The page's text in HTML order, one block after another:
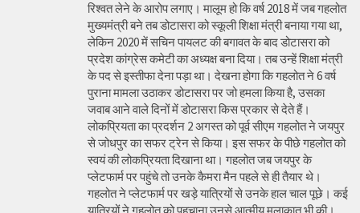
रिश्वत लेने के आरोप लगाए। मालूम हो कि वर्ष 2018 में जब गहलोत
मुख्यमंत्री बने तब डोटासरा को स्कूली शिक्षा मंत्री बनाया गया था,
लेकिन 2020 में सचिन पायलट की बगावत के बाद डोटासरा को
प्रदेश कांग्रेस कमेटी का अध्यक्ष बना दिया। तब उन्हें शिक्षा मंत्री
के पद से इस्तीफा देना पड़ा था। देखना होगा कि गहलोत ने 6 वर्ष
पुराना मामला उठाकर डोटासरा पर जो हमला किया है, उसका
जवाब आने वाले दिनों में डोटासरा किस प्रकार से देते हैं।
लोकप्रियता का प्रदर्शन 2 अगस्त को पूर्व सीएम गहलोत ने जयपुर
से जोधपुर का सफर ट्रेन से किया। इस सफर के पीछे गहलोत को
स्वयं की लोकप्रियता दिखाना था। गहलोत जब जयपुर के
प्लेटफार्म पर पहुंचे तो उनके कैमरा मैन पहले से ही तैयार थे।
गहलोत ने प्लेटफार्म पर खड़े यात्रियों से उनके हाल चाल पूछे। कई